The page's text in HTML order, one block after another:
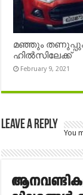
മഞ്ഞും തണുപ്പും
ഹിൽസിലേക്ക്
February 9, 2021
Leave a Reply
You